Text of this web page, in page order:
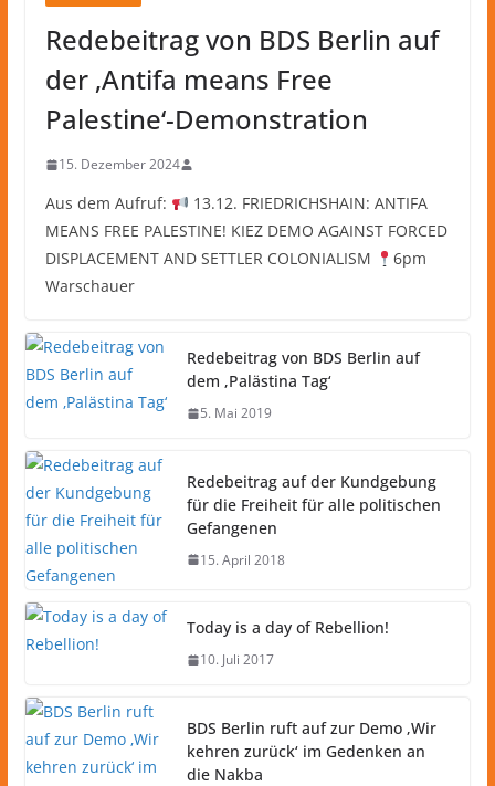
Redebeitrag von BDS Berlin auf
der ‚Antifa means Free
Palestine‘-Demonstration
15. Dezember 2024
Aus dem Aufruf:
13.12. FRIEDRICHSHAIN: ANTIFA
MEANS FREE PALESTINE! KIEZ DEMO AGAINST FORCED
DISPLACEMENT AND SETTLER COLONIALISM
6pm
Warschauer
Redebeitrag von BDS Berlin auf
dem ‚Palästina Tag‘
5. Mai 2019
Redebeitrag auf der Kundgebung
für die Freiheit für alle politischen
Gefangenen
15. April 2018
Today is a day of Rebellion!
10. Juli 2017
BDS Berlin ruft auf zur Demo ‚Wir
kehren zurück‘ im Gedenken an
die Nakba